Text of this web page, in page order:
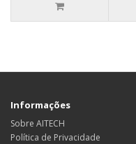
Informações
Sobre AITECH
Política de Privacidade